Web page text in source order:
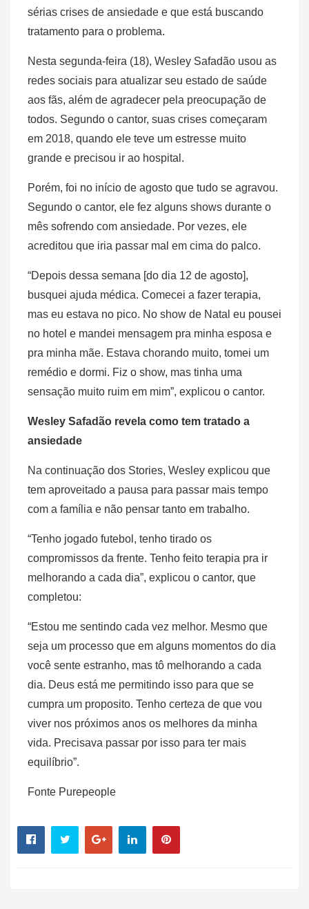
sérias crises de ansiedade e que está buscando
tratamento para o problema.
Nesta segunda-feira (18), Wesley Safadão usou as
redes sociais para atualizar seu estado de saúde
aos fãs, além de agradecer pela preocupação de
todos. Segundo o cantor, suas crises começaram
em 2018, quando ele teve um estresse muito
grande e precisou ir ao hospital.
Porém, foi no início de agosto que tudo se agravou.
Segundo o cantor, ele fez alguns shows durante o
mês sofrendo com ansiedade. Por vezes, ele
acreditou que iria passar mal em cima do palco.
“Depois dessa semana [do dia 12 de agosto],
busquei ajuda médica. Comecei a fazer terapia,
mas eu estava no pico. No show de Natal eu pousei
no hotel e mandei mensagem pra minha esposa e
pra minha mãe. Estava chorando muito, tomei um
remédio e dormi. Fiz o show, mas tinha uma
sensação muito ruim em mim”, explicou o cantor.
Wesley Safadão revela como tem tratado a
ansiedade
Na continuação dos Stories, Wesley explicou que
tem aproveitado a pausa para passar mais tempo
com a família e não pensar tanto em trabalho.
“Tenho jogado futebol, tenho tirado os
compromissos da frente. Tenho feito terapia pra ir
melhorando a cada dia”, explicou o cantor, que
completou:
“Estou me sentindo cada vez melhor. Mesmo que
seja um processo que em alguns momentos do dia
você sente estranho, mas tô melhorando a cada
dia. Deus está me permitindo isso para que se
cumpra um proposito. Tenho certeza de que vou
viver nos próximos anos os melhores da minha
vida. Precisava passar por isso para ter mais
equilíbrio”.
Fonte Purepeople